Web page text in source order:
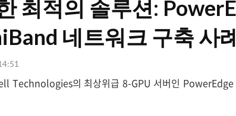
로
그
최적의 솔루션:
네트워크 구축 사
Technologies의 최상위급 8-GPU 서버인 PowerEdge